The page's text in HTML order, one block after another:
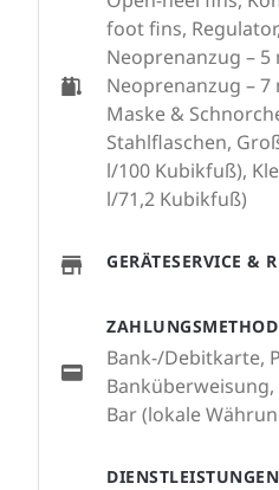
DIENSTLEISTUNGEN
foot fins,
Neoprenanzug – 5
Neoprenanzug –
Maske &
Stahlflaschen,
l/100 Kubikfuß),
l/71,2 Kubikfuß)
GERÄTESERVICE &
Bank-/Debitkarte,
Banküberweisung,
Bar (lokale